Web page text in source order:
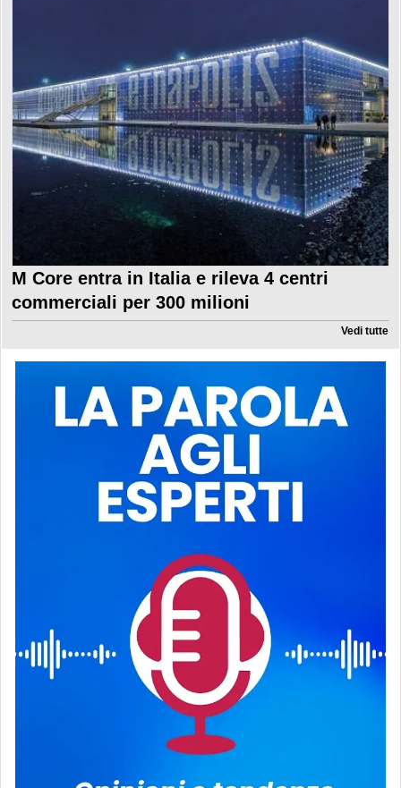
M Core entra in Italia e rileva 4 centri
commerciali per 300 milioni
Vedi tutte